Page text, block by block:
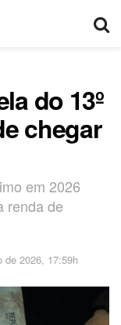
do 13º
chegar
em 2026
renda de
de 2026, 17:59h